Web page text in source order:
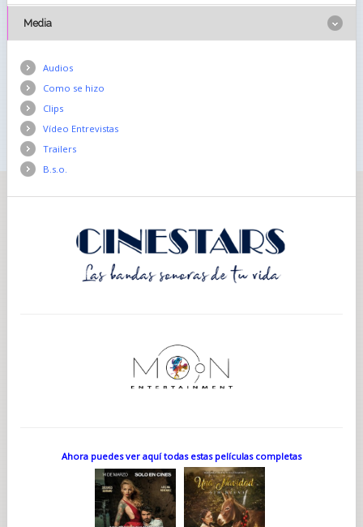
Media
Audios
Como se hizo
Clips
Vídeo Entrevistas
Trailers
B.s.o.
Ahora puedes ver aquí todas estas películas completas